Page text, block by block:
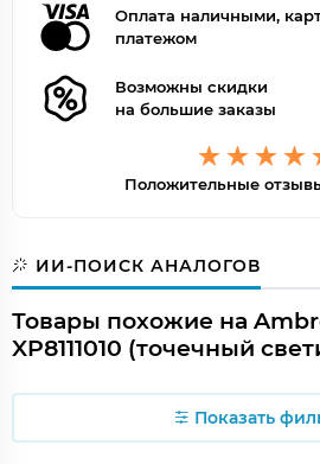
Оплата наличными,
платежом
Возможны скидки
на большие заказы
Положительные
ИИ-ПОИСК АНАЛОГОВ
Товары похожие на
XP8111010 (точечный
Показать